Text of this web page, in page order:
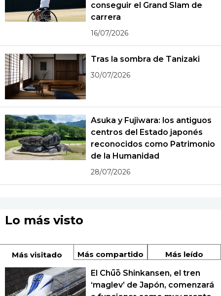
conseguir el Grand Slam de
carrera
16/07/2026
Tras la sombra de Tanizaki
30/07/2026
Asuka y Fujiwara: los antiguos
centros del Estado japonés
reconocidos como Patrimonio
de la Humanidad
28/07/2026
Lo más visto
Más visitado Más compartido Más leído
El Chūō Shinkansen, el tren
‘maglev’ de Japón, comenzará